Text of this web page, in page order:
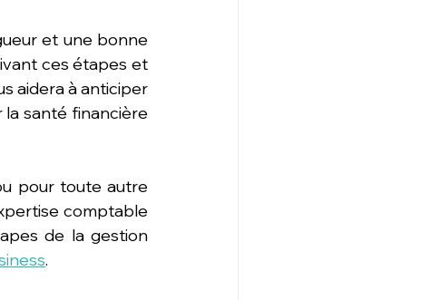
et une bonne
ces étapes et
aidera à anticiper
la santé financière
pour toute autre
comptable
de la gestion
.